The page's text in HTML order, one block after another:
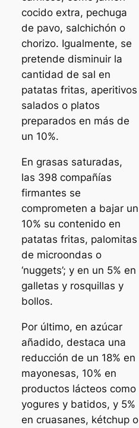
cocido extra, pechuga
de pavo, salchichón o
chorizo. Igualmente, se
pretende disminuir la
cantidad de sal en
patatas fritas, aperitivos
salados o platos
preparados en más de
un 10%.
En grasas saturadas,
las 398 compañías
firmantes se
comprometen a bajar un
10% su contenido en
patatas fritas, palomitas
de microondas o
‘nuggets’; y en un 5% en
galletas y rosquillas y
bollos.
Por último, en azúcar
añadido, destaca una
reducción de un 18% en
mayonesas, 10% en
productos lácteos como
yogures y batidos, y 5%
en cruasanes, kétchup o